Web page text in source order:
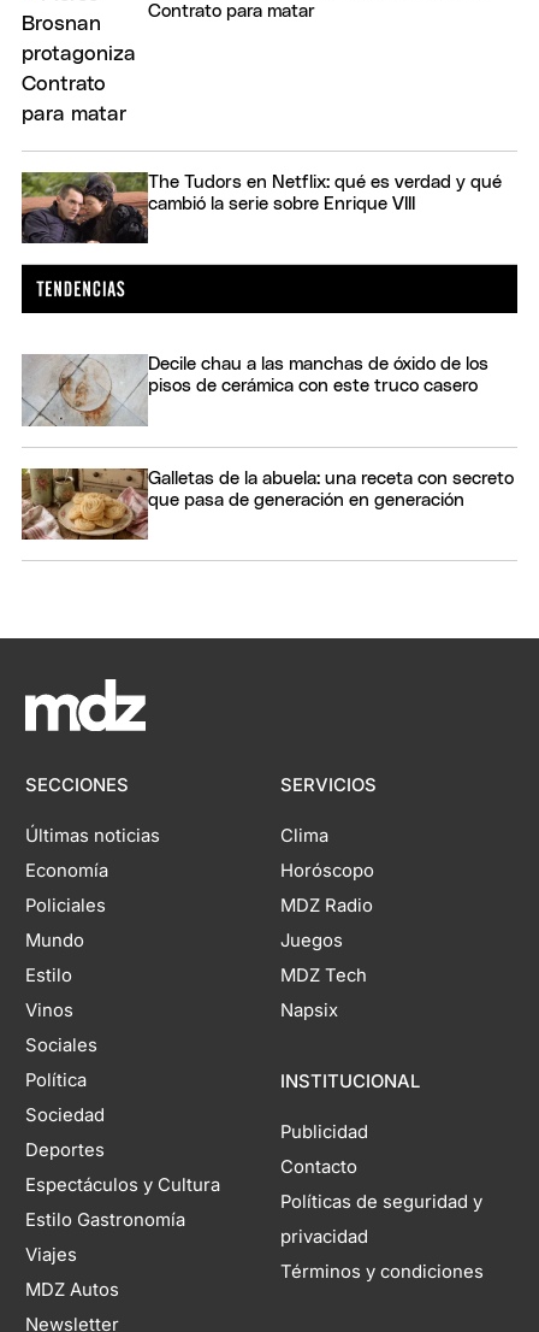
Contrato para matar
The Tudors en Netflix: qué es verdad y qué
cambió la serie sobre Enrique VIII
Decile chau a las manchas de óxido de los
pisos de cerámica con este truco casero
Galletas de la abuela: una receta con secreto
que pasa de generación en generación
SECCIONES
Últimas noticias
Economía
Policiales
Mundo
Estilo
Vinos
Sociales
Política
Sociedad
Deportes
Espectáculos y Cultura
Estilo Gastronomía
Viajes
MDZ Autos
Newsletter
SERVICIOS
Clima
Horóscopo
MDZ Radio
Juegos
MDZ Tech
Napsix
INSTITUCIONAL
Publicidad
Contacto
Políticas de seguridad y
privacidad
Términos y condiciones